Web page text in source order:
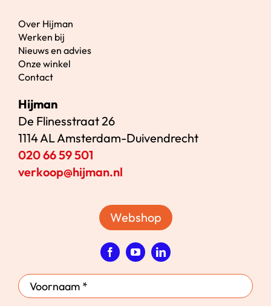
Over Hijman
Werken bij
Nieuws en advies
Onze winkel
Contact
Hijman
De Flinesstraat 26
1114 AL Amsterdam-Duivendrecht
020 66 59 501
verkoop@hijman.nl
Webshop